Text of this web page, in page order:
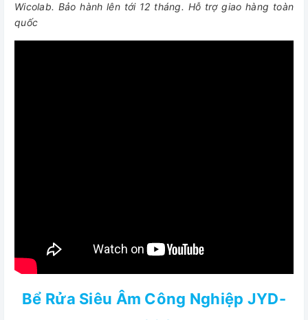
Wicolab. Bảo hành lên tới 12 tháng. Hỗ trợ giao hàng toàn
quốc
Bể Rửa Siêu Âm Công Nghiệp JYD-